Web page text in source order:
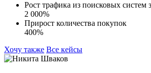
Рост трафика из поисковых систем
2 000%
Прирост количества покупок
400%
Хочу также Все кейсы